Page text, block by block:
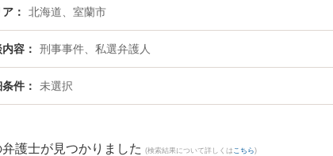
約したい』などでお困りの相談者さんにおすすめです。
ア 北海道、室蘭市
内容 刑事事件、私選弁護人
条件 未選択
弁護士が見つかりました (検索結果について詳しくは こちら)